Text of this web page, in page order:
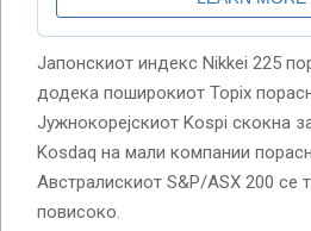
Јапонскиот индекс Nikkei 225
додека поширокиот Topix
Јужнокорејскиот Kospi скокна
Kosdaq на мали компании
Австралискиот S&P/ASX 200 се
повисоко.